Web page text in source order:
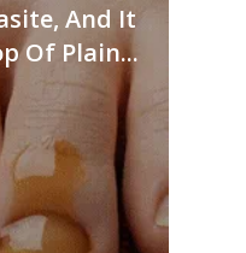
And It
Of Plain...